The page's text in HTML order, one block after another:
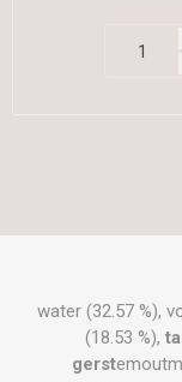
water (32.57 %),
(18.53 %),
gerst